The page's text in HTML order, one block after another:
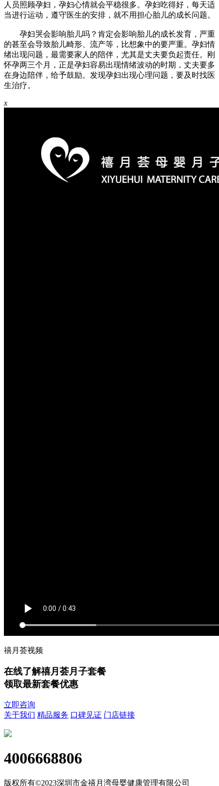
人员照顾孕妇，孕妇心情就会平稳很多。孕妇吃得好，每天适
当进行运动，遵守医生的安排，就不用担心胎儿的成长问题。
孕妇哭会影响胎儿吗？肯定会影响胎儿的成长发育，严重
的甚至会导致胎儿畸形、流产等，比想象中的要严重。孕妇情
绪出现问题，最需要家人的陪伴，尤其是丈夫要负起责任。刚
怀孕两三个月，正是孕妇容易出现情绪波动的时期，丈夫要多
在身边陪伴，给予鼓励。发现孕妇出现心理问题，要及时找医
生治疗。
x
禧月荟视频
在线了解禧月荟月子套餐
领取最新套餐优惠
立即咨询
关于我们 精品服务 口碑见证 门店链接
4006668806
版权所有©2023深圳市金禧月湾母婴健康管理有限公司